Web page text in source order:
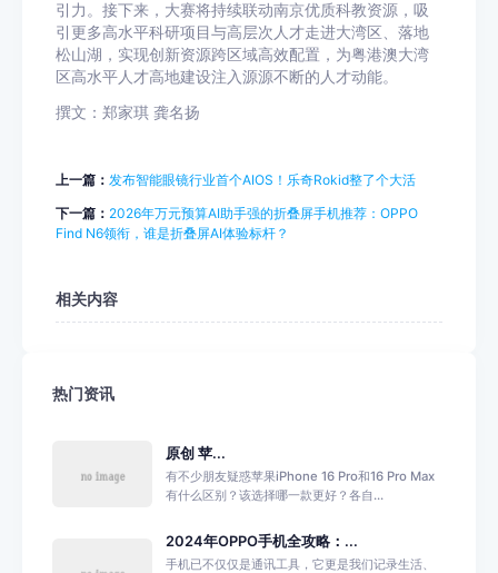
引力。接下来，大赛将持续联动南京优质科教资源，吸
引更多高水平科研项目与高层次人才走进大湾区、落地
松山湖，实现创新资源跨区域高效配置，为粤港澳大湾
区高水平人才高地建设注入源源不断的人才动能。
撰文：郑家琪 龚名扬
上一篇： 发布智能眼镜行业首个AIOS！乐奇Rokid整了个大活
下一篇： 2026年万元预算AI助手强的折叠屏手机推荐：OPPO
Find N6领衔，谁是折叠屏AI体验标杆？
相关内容
热门资讯
原创 苹...
有不少朋友疑惑苹果iPhone 16 Pro和16 Pro Max
有什么区别？该选择哪一款更好？各自...
2024年OPPO手机全攻略：...
手机已不仅仅是通讯工具，它更是我们记录生活、